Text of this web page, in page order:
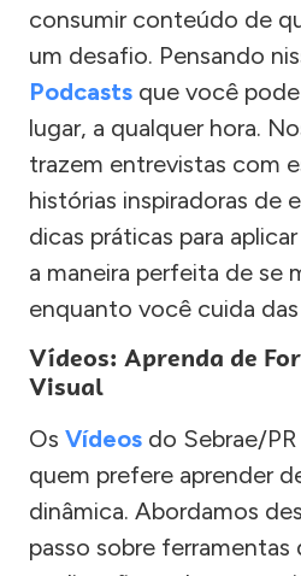
consumir conteúdo de
um desafio. Pensando
Podcasts que você
lugar, a qualquer hora.
trazem entrevistas com
histórias inspiradoras de
dicas práticas para
a maneira perfeita de se
enquanto você cuida
Vídeos: Aprenda de
Visual
Os Vídeos do Sebrae/
quem prefere aprender
dinâmica. Abordamos
passo sobre